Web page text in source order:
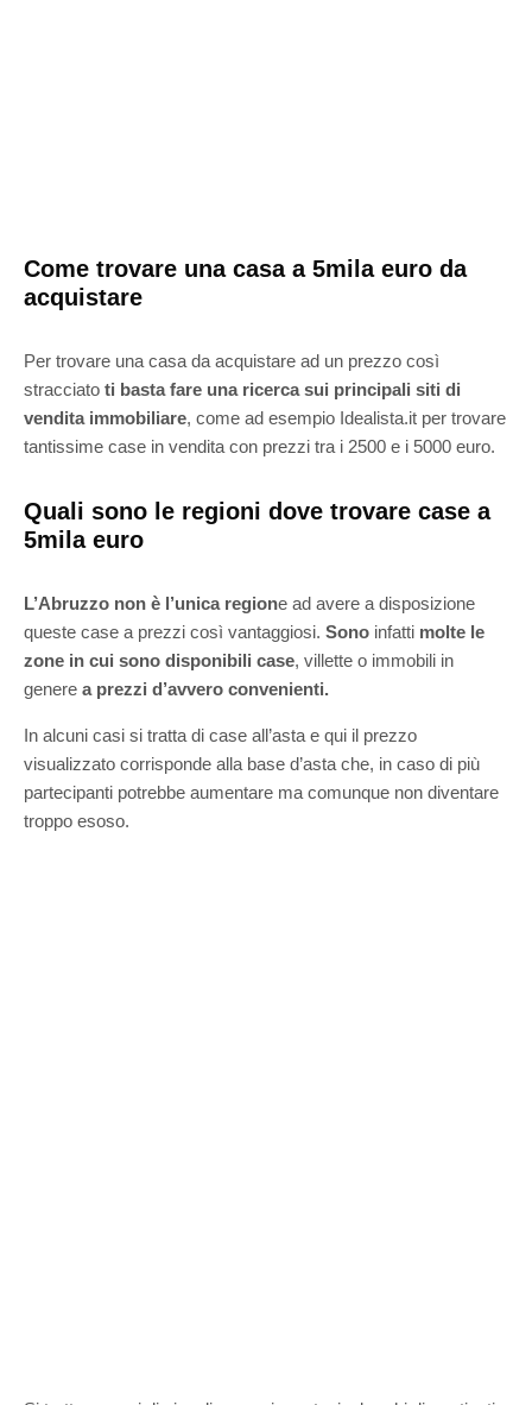
Come trovare una casa a 5mila euro da
acquistare
Per trovare una casa da acquistare ad un prezzo così
stracciato ti basta fare una ricerca sui principali siti di
vendita immobiliare, come ad esempio Idealista.it per trovare
tantissime case in vendita con prezzi tra i 2500 e i 5000 euro.
Quali sono le regioni dove trovare case a
5mila euro
L’Abruzzo non è l’unica regione ad avere a disposizione
queste case a prezzi così vantaggiosi. Sono infatti molte le
zone in cui sono disponibili case, villette o immobili in
genere a prezzi d’avvero convenienti.
In alcuni casi si tratta di case all’asta e qui il prezzo
visualizzato corrisponde alla base d’asta che, in caso di più
partecipanti potrebbe aumentare ma comunque non diventare
troppo esoso.